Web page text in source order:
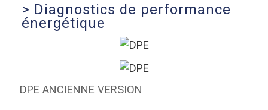
> Diagnostics de performance
énergétique
DPE ANCIENNE VERSION